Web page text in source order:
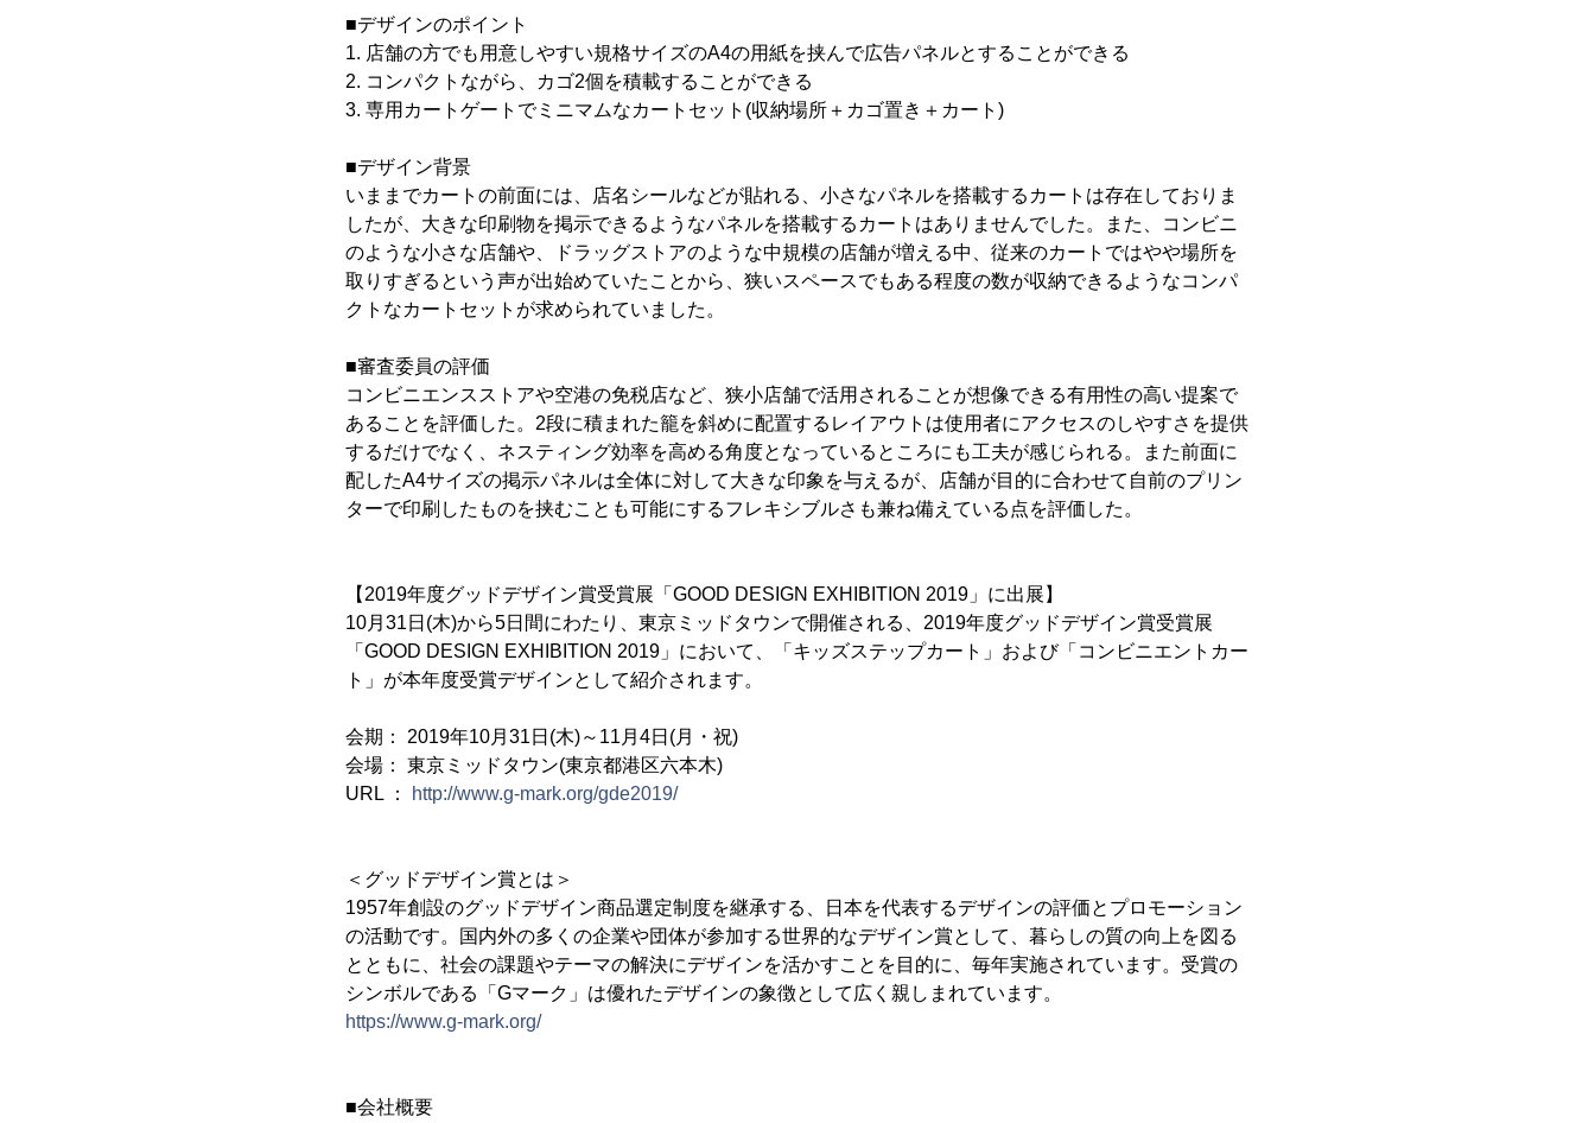
■デザインのポイント
1. 店舗の方でも用意しやすい規格サイズのA4の用紙を挟んで広告パネルとすることができる
2. コンパクトながら、カゴ2個を積載することができる
3. 専用カートゲートでミニマムなカートセット(収納場所＋カゴ置き＋カート)
■デザイン背景
いままでカートの前面には、店名シールなどが貼れる、小さなパネルを搭載するカートは存在しておりま
したが、大きな印刷物を掲示できるようなパネルを搭載するカートはありませんでした。また、コンビニ
のような小さな店舗や、ドラッグストアのような中規模の店舗が増える中、従来のカートではやや場所を
取りすぎるという声が出始めていたことから、狭いスペースでもある程度の数が収納できるようなコンパ
クトなカートセットが求められていました。
■審査委員の評価
コンビニエンスストアや空港の免税店など、狭小店舗で活用されることが想像できる有用性の高い提案で
あることを評価した。2段に積まれた籠を斜めに配置するレイアウトは使用者にアクセスのしやすさを提供
するだけでなく、ネスティング効率を高める角度となっているところにも工夫が感じられる。また前面に
配したA4サイズの掲示パネルは全体に対して大きな印象を与えるが、店舗が目的に合わせて自前のプリン
ターで印刷したものを挟むことも可能にするフレキシブルさも兼ね備えている点を評価した。
【2019年度グッドデザイン賞受賞展「GOOD DESIGN EXHIBITION 2019」に出展】
10月31日(木)から5日間にわたり、東京ミッドタウンで開催される、2019年度グッドデザイン賞受賞展
「GOOD DESIGN EXHIBITION 2019」において、「キッズステップカート」および「コンビニエントカー
ト」が本年度受賞デザインとして紹介されます。
会期： 2019年10月31日(木)～11月4日(月・祝)
会場： 東京ミッドタウン(東京都港区六本木)
URL ：
http://www.g-mark.org/gde2019/
＜グッドデザイン賞とは＞
1957年創設のグッドデザイン商品選定制度を継承する、日本を代表するデザインの評価とプロモーション
の活動です。国内外の多くの企業や団体が参加する世界的なデザイン賞として、暮らしの質の向上を図る
とともに、社会の課題やテーマの解決にデザインを活かすことを目的に、毎年実施されています。受賞の
シンボルである「Gマーク」は優れたデザインの象徴として広く親しまれています。
https://www.g-mark.org/
■会社概要